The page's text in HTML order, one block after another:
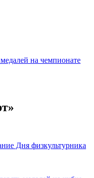
на чемпионате
Дня физкультурника